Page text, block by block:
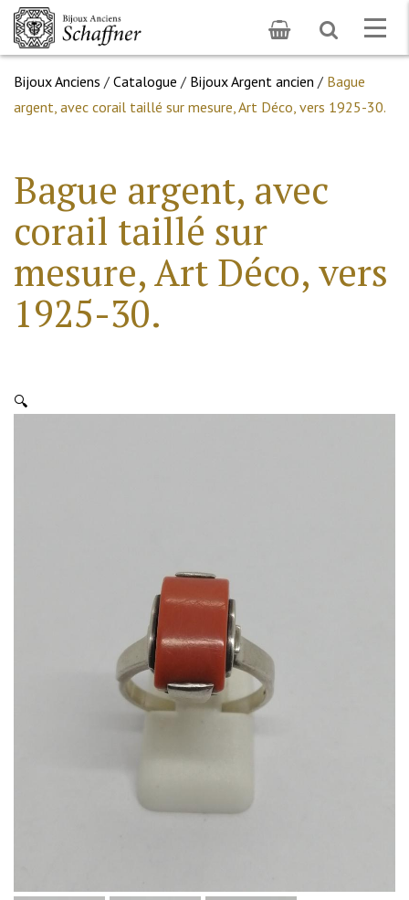
Toggle
search
Bijoux Anciens / Catalogue / Bijoux Argent ancien / Bague
argent, avec corail taillé sur mesure, Art Déco, vers 1925-30.
Bague argent, avec
corail taillé sur
mesure, Art Déco, vers
1925-30.
🔍